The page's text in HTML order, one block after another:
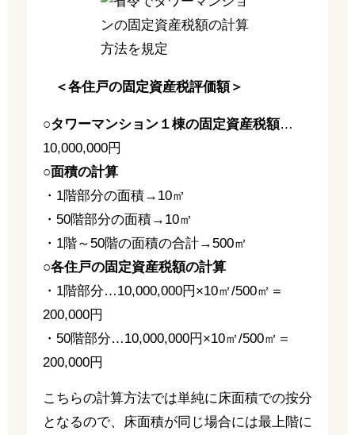
＜各住戸の固定資産税評価額＞
○タワーマンション１棟の固定資産税額…
10,000,000円
○面積の計算
・1階部分の面積→10㎡
・50階部分の面積→10㎡
・1階～50階の面積の合計→500㎡
○各住戸の固定資産税額の計算
・1階部分…10,000,000円×10㎡/500㎡＝
200,000円
・50階部分…10,000,000円×10㎡/500㎡＝
200,000円
こちらの計算方法では単純に床面積での按分
となるので、床面積が同じ場合には最上階に